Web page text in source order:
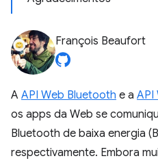
François Beaufort
A API Web Bluetooth e a API
os apps da Web se
Bluetooth de baixa energia
respectivamente. Embora